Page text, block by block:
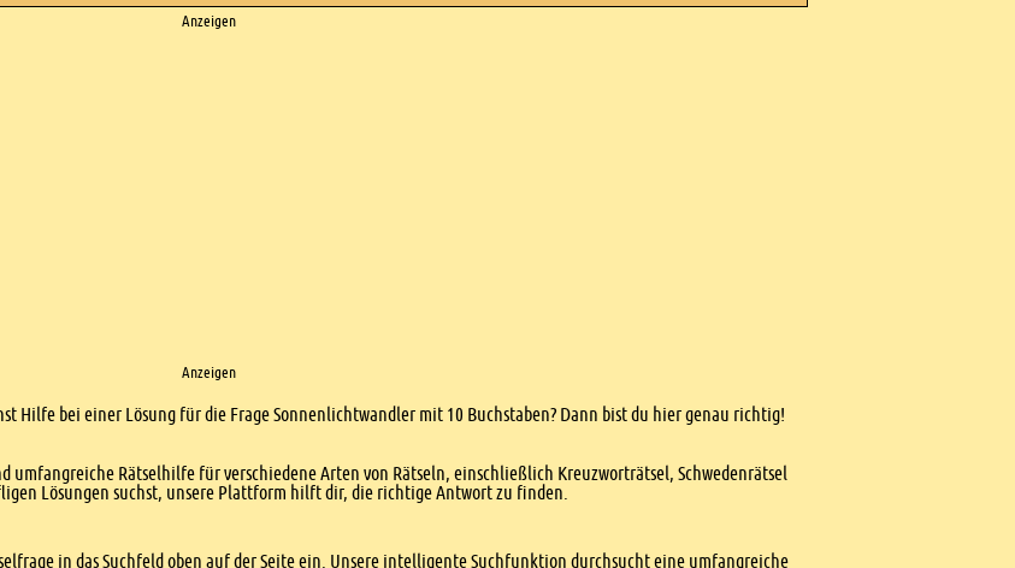
Anzeigen
Anzeigen
Hilfe bei einer Lösung für die Frage Sonnenlichtwandler mit 10 Buchstaben? Dann bist du hier genau richtig!
umfangreiche Rätselhilfe für verschiedene Arten von Rätseln, einschließlich Kreuzworträtsel, Schwedenrätsel
Lösungen suchst, unsere Plattform hilft dir, die richtige Antwort zu finden.
in das Suchfeld oben auf der Seite ein. Unsere intelligente Suchfunktion durchsucht eine umfangreiche